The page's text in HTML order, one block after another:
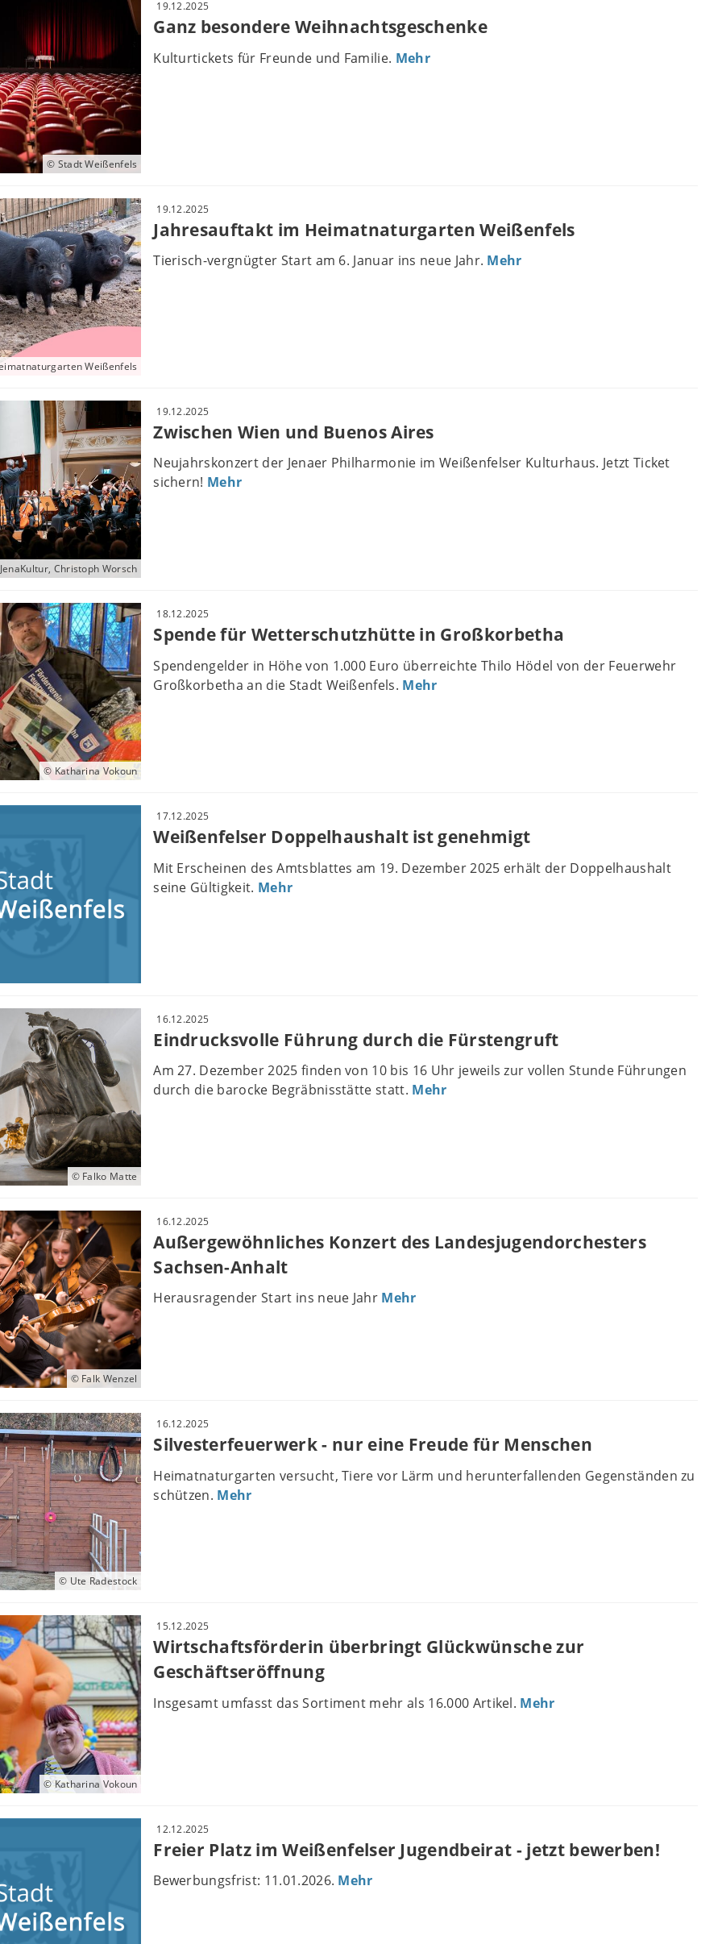
© Stadt Weißenfels
19.12.2025
Ganz besondere Weihnachtsgeschenke
Kulturtickets für Freunde und Familie. Mehr
Weißenfels
19.12.2025
Jahresauftakt im Heimatnaturgarten Weißenfels
Tierisch-vergnügter Start am 6. Januar ins neue Jahr. Mehr
Christoph Worsch
19.12.2025
Zwischen Wien und Buenos Aires
Neujahrskonzert der Jenaer Philharmonie im Weißenfelser Kulturhaus. Jetzt Ticket
sichern! Mehr
© Katharina Vokoun
18.12.2025
Spende für Wetterschutzhütte in Großkorbetha
Spendengelder in Höhe von 1.000 Euro überreichte Thilo Hödel von der Feuerwehr
Großkorbetha an die Stadt Weißenfels. Mehr
17.12.2025
Weißenfelser Doppelhaushalt ist genehmigt
Mit Erscheinen des Amtsblattes am 19. Dezember 2025 erhält der Doppelhaushalt
seine Gültigkeit. Mehr
© Falko Matte
16.12.2025
Eindrucksvolle Führung durch die Fürstengruft
Am 27. Dezember 2025 finden von 10 bis 16 Uhr jeweils zur vollen Stunde Führungen
durch die barocke Begräbnisstätte statt. Mehr
© Falk Wenzel
16.12.2025
Außergewöhnliches Konzert des Landesjugendorchesters
Sachsen-Anhalt
Herausragender Start ins neue Jahr Mehr
© Ute Radestock
16.12.2025
Silvesterfeuerwerk - nur eine Freude für Menschen
Heimatnaturgarten versucht, Tiere vor Lärm und herunterfallenden Gegenständen zu
schützen. Mehr
© Katharina Vokoun
15.12.2025
Wirtschaftsförderin überbringt Glückwünsche zur
Geschäftseröffnung
Insgesamt umfasst das Sortiment mehr als 16.000 Artikel. Mehr
12.12.2025
Freier Platz im Weißenfelser Jugendbeirat - jetzt bewerben!
Bewerbungsfrist: 11.01.2026. Mehr